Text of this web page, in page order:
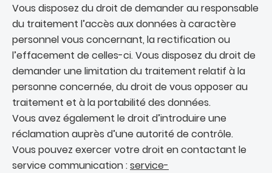
Vous disposez du droit de demander au responsable
du traitement l’accès aux données à caractère
personnel vous concernant, la rectification ou
l’effacement de celles-ci. Vous disposez du droit de
demander une limitation du traitement relatif à la
personne concernée, du droit de vous opposer au
traitement et à la portabilité des données.
Vous avez également le droit d’introduire une
réclamation auprès d’une autorité de contrôle.
Vous pouvez exercer votre droit en contactant le
service communication :service-